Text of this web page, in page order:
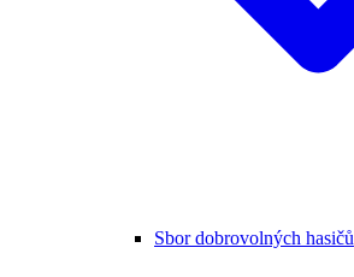
Sbor dobrovolných hasičů